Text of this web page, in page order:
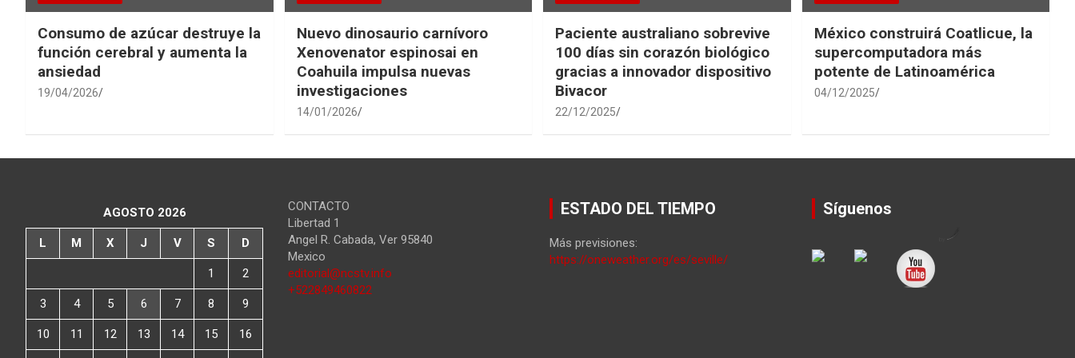
Consumo de azúcar destruye la
función cerebral y aumenta la
ansiedad
19/04/2026
Nuevo dinosaurio carnívoro
Xenovenator espinosai en
Coahuila impulsa nuevas
investigaciones
14/01/2026
Paciente australiano sobrevive
100 días sin corazón biológico
gracias a innovador dispositivo
Bivacor
22/12/2025
México construirá Coatlicue, la
supercomputadora más
potente de Latinoamérica
04/12/2025
AGOSTO 2026
L M X J V S D
1 2
3 4 5 6 7 8 9
10 11 12 13 14 15 16
CONTACTO
Libertad 1
Angel R. Cabada, Ver 95840
Mexico
editorial@ncstv.info
+522849460822
ESTADO DEL TIEMPO
Más previsiones:
https://oneweather.org/es/seville/
Síguenos